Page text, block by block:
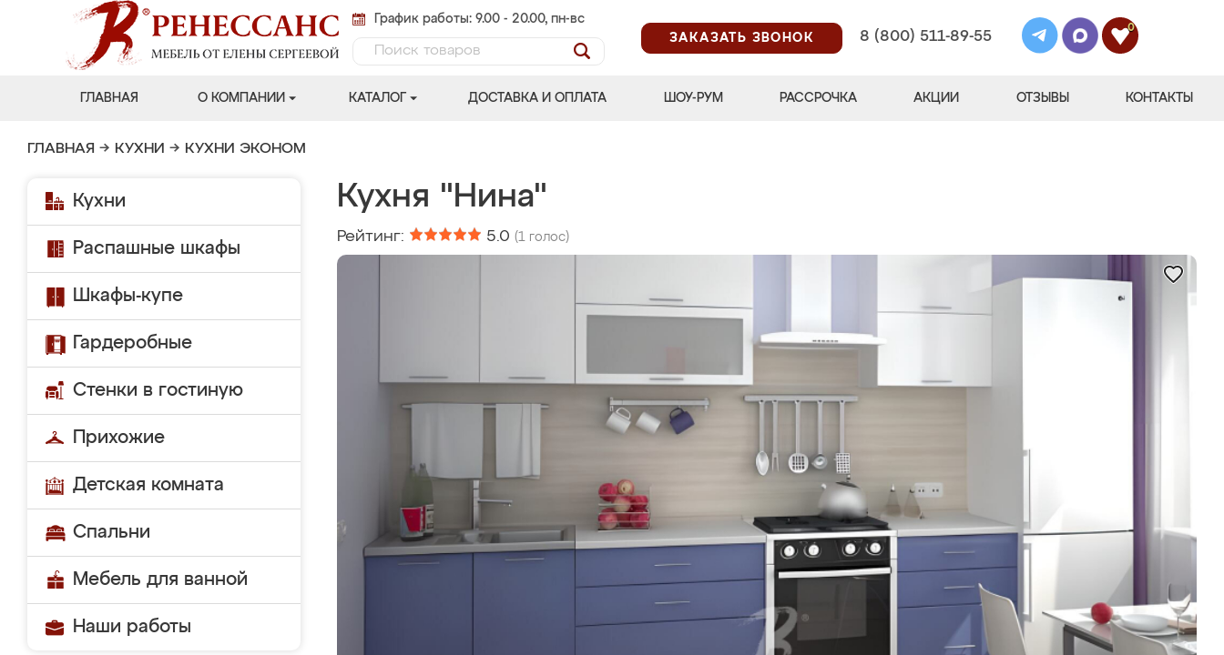
График работы: 9.00 - 20.00, пн-вс
ЗАКАЗАТЬ ЗВОНОК
8 (800) 511-89-55
0
ГЛАВНАЯ О КОМПАНИИ КАТАЛОГ ДОСТАВКА И ОПЛАТА ШОУ-РУМ РАССРОЧКА АКЦИИ ОТЗЫВЫ КОНТАКТЫ
ГЛАВНАЯ → КУХНИ → КУХНИ ЭКОНОМ
Кухни
Распашные шкафы
Шкафы-купе
Гардеробные
Стенки в гостиную
Прихожие
Детская комната
Спальни
Мебель для ванной
Наши работы
Кухня "Нина"
Рейтинг: 5.0 (1 голос)